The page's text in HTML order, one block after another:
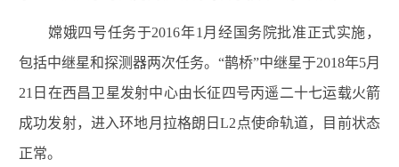
嫦娥四号任务于2016年1月经国务院批准正式实施，
包括中继星和探测器两次任务。“鹊桥”中继星于2018年5月
21日在西昌卫星发射中心由长征四号丙遥二十七运载火箭
成功发射，进入环地月拉格朗日L2点使命轨道，目前状态
正常。